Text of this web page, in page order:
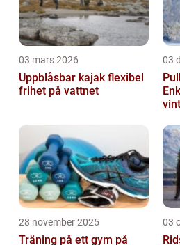
03 mars 2026
Uppblåsbar kajak flexibel
frihet på vattnet
03
28 november 2025
Träning på ett gym på
03